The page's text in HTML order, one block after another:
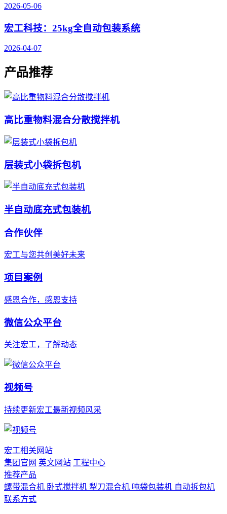
2026-05-06
宏工科技：25kg全自动包装系统
2026-04-07
产品推荐
高比重物料混合分散搅拌机
层装式小袋拆包机
半自动底充式包装机
合作伙伴
宏工与您共创美好未来
项目案例
感恩合作，感恩支持
微信公众平台
关注宏工，了解动态
视频号
持续更新宏工最新视频风采
宏工相关网站
集团官网 英文网站 工程中心
推荐产品
螺带混合机 卧式搅拌机 犁刀混合机 吨袋包装机 自动拆包机
联系方式